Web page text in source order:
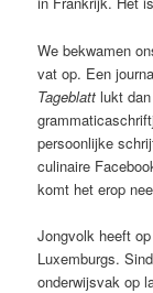
We bekwamen
vat op. Een
Tageblattlukt
persoonlijke
culinaire
komt het erop
Jongvolk heeft
Luxemburgs.
onderwijsvak op